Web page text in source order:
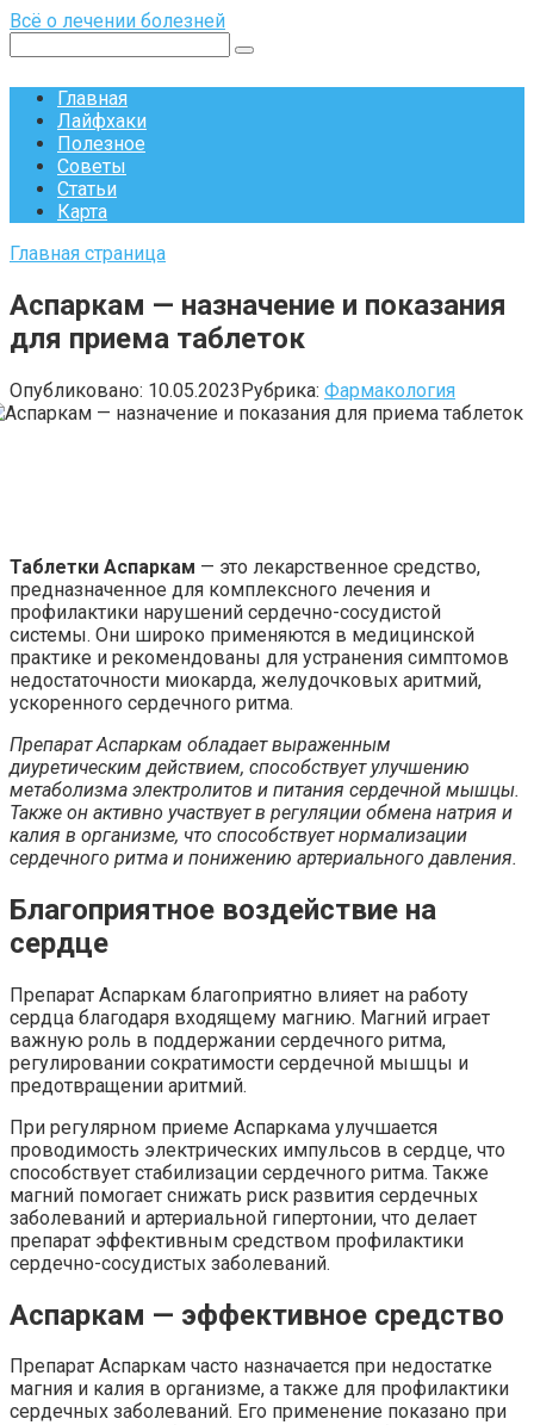
Перейти
контенту
Всё о лечении болезней
Главная
Лайфхаки
Полезное
Советы
Статьи
Карта
Главная страница
Аспаркам — назначение и показания
для приема таблеток
Опубликовано: 10.05.2023Рубрика: Фармакология
Таблетки Аспаркам — это лекарственное средство,
предназначенное для комплексного лечения и
профилактики нарушений сердечно-сосудистой
системы. Они широко применяются в медицинской
практике и рекомендованы для устранения симптомов
недостаточности миокарда, желудочковых аритмий,
ускоренного сердечного ритма.
Препарат Аспаркам обладает выраженным
диуретическим действием, способствует улучшению
метаболизма электролитов и питания сердечной мышцы.
Также он активно участвует в регуляции обмена натрия и
калия в организме, что способствует нормализации
сердечного ритма и понижению артериального давления.
Благоприятное воздействие на
сердце
Препарат Аспаркам благоприятно влияет на работу
сердца благодаря входящему магнию. Магний играет
важную роль в поддержании сердечного ритма,
регулировании сократимости сердечной мышцы и
предотвращении аритмий.
При регулярном приеме Аспаркама улучшается
проводимость электрических импульсов в сердце, что
способствует стабилизации сердечного ритма. Также
магний помогает снижать риск развития сердечных
заболеваний и артериальной гипертонии, что делает
препарат эффективным средством профилактики
сердечно-сосудистых заболеваний.
Аспаркам — эффективное средство
Препарат Аспаркам часто назначается при недостатке
магния и калия в организме, а также для профилактики
сердечных заболеваний. Его применение показано при